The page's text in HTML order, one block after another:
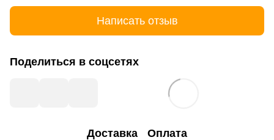
Написать отзыв
Поделиться в соцсетях
Доставка Оплата